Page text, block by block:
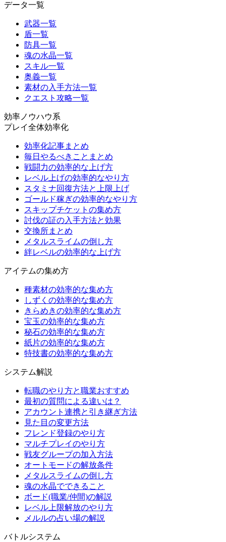
データ一覧
武器一覧
盾一覧
防具一覧
魂の水晶一覧
スキル一覧
奥義一覧
素材の入手方法一覧
クエスト攻略一覧
効率ノウハウ系
プレイ全体効率化
効率化記事まとめ
毎日やるべきことまとめ
戦闘力の効率的な上げ方
レベル上げの効率的なやり方
スタミナ回復方法と上限上げ
ゴールド稼ぎの効率的なやり方
スキップチケットの集め方
討伐の証の入手方法と効果
交換所まとめ
メタルスライムの倒し方
絆レベルの効率的な上げ方
アイテムの集め方
種素材の効率的な集め方
しずくの効率的な集め方
きらめきの効率的な集め方
宝玉の効率的な集め方
秘石の効率的な集め方
紙片の効率的な集め方
特技書の効率的な集め方
システム解説
転職のやり方と職業おすすめ
最初の質問による違いは？
アカウント連携と引き継ぎ方法
見た目の変更方法
フレンド登録のやり方
マルチプレイのやり方
戦友グループの加入方法
オートモードの解放条件
メタルスライムの倒し方
魂の水晶でできること
ボード(職業/仲間)の解説
レベル上限解放のやり方
メルルの占い場の解説
バトルシステム